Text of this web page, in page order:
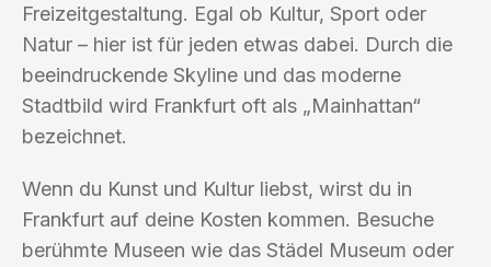
Freizeitgestaltung. Egal ob Kultur, Sport oder
Natur – hier ist für jeden etwas dabei. Durch die
beeindruckende Skyline und das moderne
Stadtbild wird Frankfurt oft als „Mainhattan“
bezeichnet.
Wenn du Kunst und Kultur liebst, wirst du in
Frankfurt auf deine Kosten kommen. Besuche
berühmte Museen wie das Städel Museum oder